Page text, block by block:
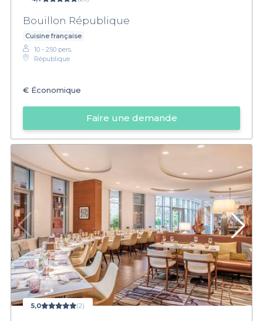
Bouillon République
Cuisine française
10 - 250 pers.
République
€ Économique
Faire une demande
5,0 (2)